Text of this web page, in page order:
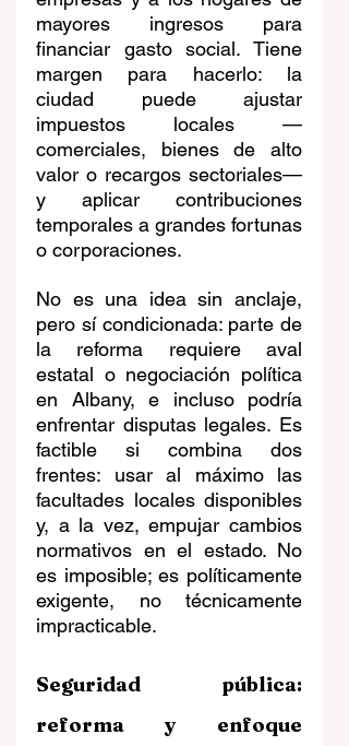
mayores ingresos para
financiar gasto social. Tiene
margen para hacerlo: la
ciudad puede ajustar
impuestos locales —
comerciales, bienes de alto
valor o recargos sectoriales—
y aplicar contribuciones
temporales a grandes fortunas
o corporaciones.
No es una idea sin anclaje,
pero sí condicionada: parte de
la reforma requiere aval
estatal o negociación política
en Albany, e incluso podría
enfrentar disputas legales. Es
factible si combina dos
frentes: usar al máximo las
facultades locales disponibles
y, a la vez, empujar cambios
normativos en el estado. No
es imposible; es políticamente
exigente, no técnicamente
impracticable.
Seguridad pública:
reforma y enfoque